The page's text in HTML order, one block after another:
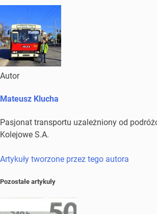
Autor
Mateusz Klucha
Pasjonat transportu uzależniony od
Kolejowe S.A.
Artykuły tworzone przez tego autora
Pozostałe artykuły